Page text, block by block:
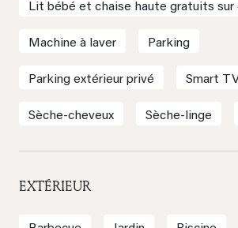
Lit bébé et chaise haute gratuits sur
Machine à laver Parking
Parking extérieur privé Smart
Sèche-cheveux Sèche-linge
EXTÉRIEUR